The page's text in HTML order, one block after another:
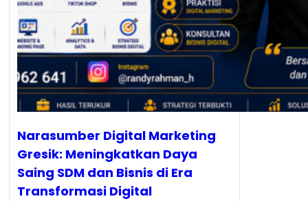
Narasumber Digital Marketing
Gresik: Meningkatkan Daya
Saing SDM dan Bisnis di Era
Transformasi Digital